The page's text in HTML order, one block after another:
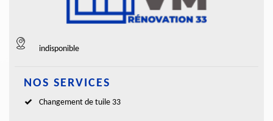
indisponible
NOS SERVICES
Changement de tuile 33